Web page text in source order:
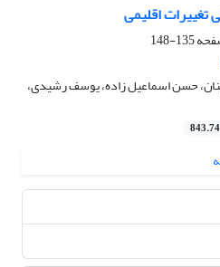
اقلیمی
135-148
حسن اسماعیل زاده، یوسف رشیدی،